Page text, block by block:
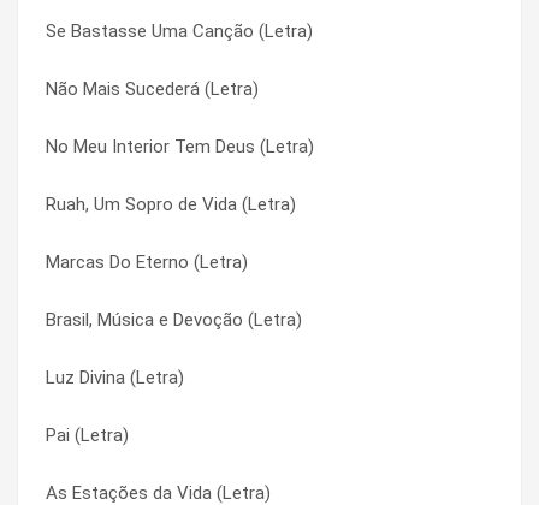
Se Bastasse Uma Canção (Letra)
Não Mais Sucederá (Letra)
No Meu Interior Tem Deus (Letra)
Ruah, Um Sopro de Vida (Letra)
Marcas Do Eterno (Letra)
Brasil, Música e Devoção (Letra)
Luz Divina (Letra)
Pai (Letra)
As Estações da Vida (Letra)
Folia (Letra)
Fogão de Lenha (Letra)
Fluência (Letra)
Flor de Ir Embora (Letra)
Filho do Céu (Letra)
Filho de Davi (Letra)
Filho Adotivo (Letra)
Faço Novas Todas As Coisas (Letra)
Eu Vou Esperar (Letra)
Eu Sou de Lá (Letra)
Eu Vou Esperar (Letra)
Eu Vou Esperar (Letra)
Eu, a Saudade e a Viola (Letra)
Eu, a Saudade e a Viola (Letra)
Faço Novas Todas As Coisas (Letra)
Faço Novas Todas As Coisas (Letra)
Filho Adotivo (Letra)
Filho Adotivo (Letra)